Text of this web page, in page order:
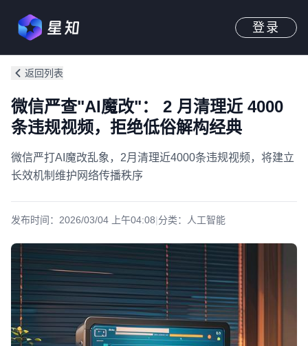
登录
返回列表
微信严查"AI魔改"： 2 月清理近 4000
条违规视频，拒绝低俗解构经典
微信严打AI魔改乱象，2月清理近4000条违规视频，将建立
长效机制维护网络传播秩序
发布时间： 2026/03/04 上午04:08|分类： 人工智能